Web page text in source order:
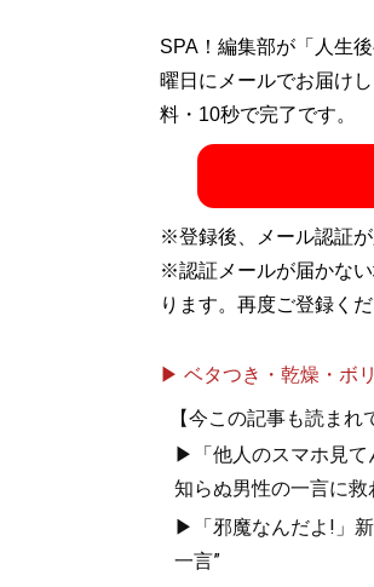
SPA！編集部が「人生
曜日にメールでお届け
料・10秒で完了です。
※登録後、メール認証が
※認証メールが届かな
ります。再度ご登録くだ
▶ ベタつき・乾燥・ボ
【今この記事も読まれ
▶「他人のスマホ見て
知らぬ男性の一言に救
▶「邪魔なんだよ!」
一言”